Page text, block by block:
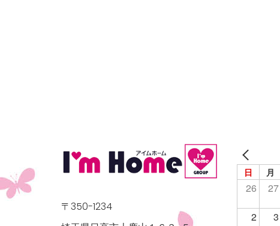
〒350-1234
日 月
26 27
2 3